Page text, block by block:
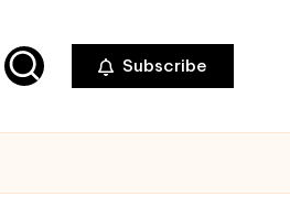
Subscribe